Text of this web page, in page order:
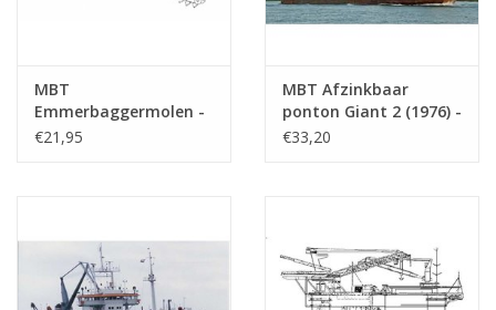
MBT
Emmerbaggermolen -
Bouwtekening Schaal 1
€21,95
MBT Afzinkbaar
ponton Giant 2 (1976) -
Smit Imternationale -
€33,20